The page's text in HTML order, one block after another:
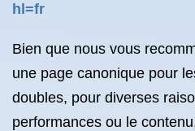
hl=fr
Bien que nous vous
une page canonique pour
doubles, pour diverses
performances ou le